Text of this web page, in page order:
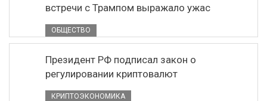
встречи с Трампом выражало ужас
ОБЩЕСТВО
Президент РФ подписал закон о
регулировании криптовалют
КРИПТОЭКОНОМИКА